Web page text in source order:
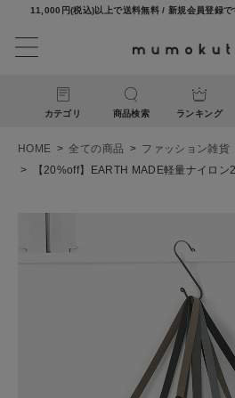
11,000円(税込)以上で送料無料 / 新規会員登録
カテゴリ 商品検索 ランキング
新規会員
HOME 全ての商品 ファッション雑貨
【20%off】EARTH MADE軽量ナイロン